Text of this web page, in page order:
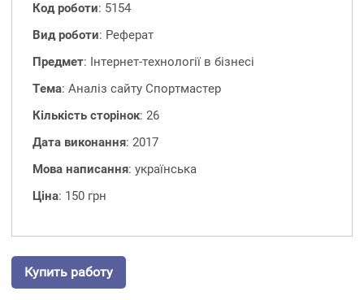
Код роботи: 5154
Вид роботи: Реферат
Предмет: Інтернет-технології в бізнесі
Тема: Аналіз сайту Спортмастер
Кількість сторінок: 26
Дата виконання: 2017
Мова написання: українська
Ціна: 150 грн
Купить работу